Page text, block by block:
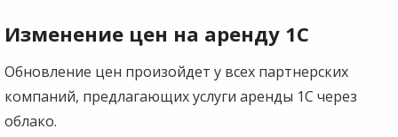
Изменение цен на аренду 1С
Обновление цен произойдет у всех партнерских
компаний, предлагающих услуги аренды 1С через
облако.